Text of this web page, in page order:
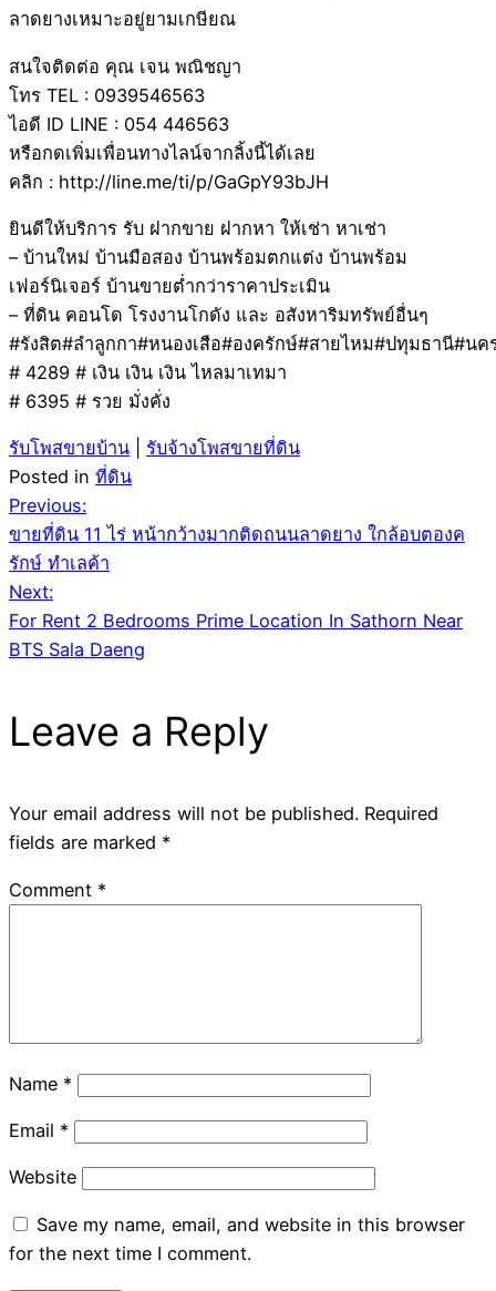
ลาดยางเหมาะอยู่ยามเกษียณ
สนใจติดต่อ คุณ เจน พณิชญา
โทร TEL : 0939546563
ไอดี ID LINE : 054 446563
หรือกดเพิ่มเพื่อนทางไลน์จากลิ้งนี้ได้เลย
คลิก : http://line.me/ti/p/GaGpY93bJH
ยินดีให้บริการ รับ ฝากขาย ฝากหา ให้เช่า หาเช่า
– บ้านใหม่ บ้านมือสอง บ้านพร้อมตกแต่ง บ้านพร้อม
เฟอร์นิเจอร์ บ้านขายต่ำกว่าราคาประเมิน
– ที่ดิน คอนโด โรงงานโกดัง และ อสังหาริมทรัพย์อื่นๆ
#รังสิต#ลำลูกกา#หนองเสือ#องครักษ์#สายไหม#ปทุมธานี#น
# 4289 # เงิน เงิน เงิน ไหลมาเทมา
# 6395 # รวย มั่งคั่ง
รับโพสขายบ้าน
รับจ้างโพสขายที่ดิน
Posted in ที่ดิน
Post
navigation
Previous:
ขายที่ดิน 11 ไร่ หน้ากว้างมากติดถนนลาดยาง ใกล้อบตองค
รักษ์ ทำเลค้า
Next:
For Rent 2 Bedrooms Prime Location In Sathorn Near
BTS Sala Daeng
Leave a Reply
Your email address will not be published. Required
fields are marked *
Comment *
Name *
Email *
Website
Save my name, email, and website in this browser
for the next time I comment.